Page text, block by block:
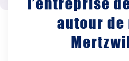
autour de